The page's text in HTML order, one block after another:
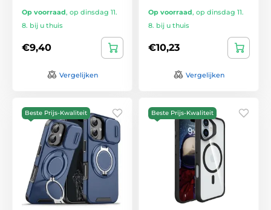
Op voorraad, op dinsdag 11.
8. bij u thuis
€9,40
Vergelijken
Op voorraad, op dinsdag 11.
8. bij u thuis
€10,23
Vergelijken
Beste Prijs-Kwaliteit Beste Prijs-Kwaliteit